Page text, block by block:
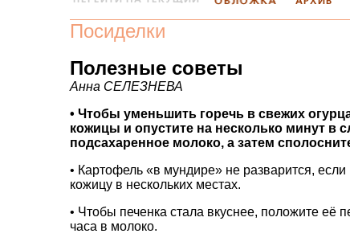
Посиделки
Полезные советы
Анна СЕЛЕЗНЕВА
• Чтобы уменьшить горечь в свежих
кожицы и опустите на несколько минут в
подсахаренное молоко, а затем
• Картофель «в мундире» не разварится,
кожицу в нескольких местах.
• Чтобы печенка стала вкуснее, положите её
часа в молоко.